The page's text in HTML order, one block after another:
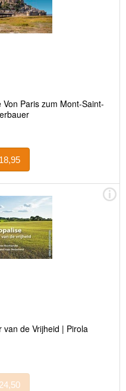
Paris zum Mont-Saint-
€ 18,95
van de Vrijheid | Pirola
€ 24,50